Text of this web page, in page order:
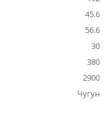
45.6
56.6
30
380
2900
Чугун